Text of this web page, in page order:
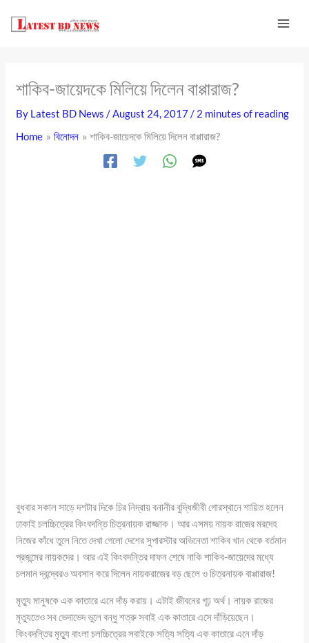
শাকিব-জায়েদকে মিলিয়ে দিলেন বাপ্পারাজ?
By Latest BD News/August 24, 2017/ 2 minutes of reading
Home
বিনোদন শাকিব-জায়েদকে মিলিয়ে দিলেন বাপ্পারাজ?
বুধবার সকাল সাড়ে দশটার দিকে চির নিদ্রায় বনানীর বুদ্ধিজীবী গোরস্থানে শায়িত হলেন
ঢাকাই চলচ্চিত্রের কিংবদন্তি চিত্রনায়ক রাজ্জাক। আর এসময় নায়ক রাজের মরদেহ
নিজের কাঁধে তুলে নিতে দেখা গেলো দেশের সুপারস্টার অভিনেতা শাকিব খান থেকে বর্তমান
প্রজন্মের নায়কদের। আর এই কিংবদন্তির দাফন শেষে নাকি শাকিব-জায়েদের মধ্যে
চলমান দ্বন্দ্বেরও অবসান করে দিলেন নায়করাজের বড় ছেলে ও চিত্রনায়ক বাপ্পারাজ!
মৃত্যু মানুষকে এক কাতারে এনে দাঁড় করায়। এটাই জীবনের গূঢ় অর্থ। নায়ক রাজের
মৃত্যুতেও সব ভেদাভেদ ভুলে বন্ধু শত্রু সবাই এক কাতারে এসে দাঁড়িয়েছেন।
কিংবদন্তির মৃত্যু বাংলা চলচ্চিত্রের সবাইকে সত্যি সত্যি এক কাতারে এনে দাঁড়